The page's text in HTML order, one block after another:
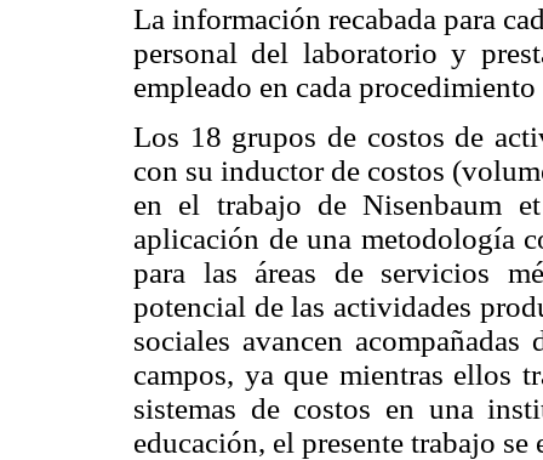
La información recabada para
personal del laboratorio y
empleado en cada
Los 18 grupos de costos de
con su inductor de costos
en el trabajo de Nisenbaum
aplicación de una metodología
para las áreas de servicios
potencial de las actividades
sociales avancen
campos, ya que mientras ellos
sistemas de costos en una
educación, el presente trabajo